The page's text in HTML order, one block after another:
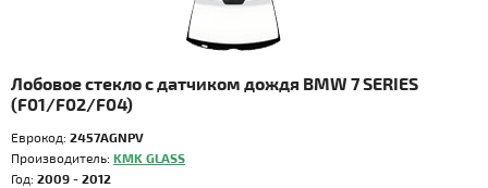
Лобовое стекло с датчиком дождя BMW 7 SERIES
(F01/F02/F04)
Еврокод: 2457AGNPV
Производитель: KMK GLASS
Год: 2009 - 2012